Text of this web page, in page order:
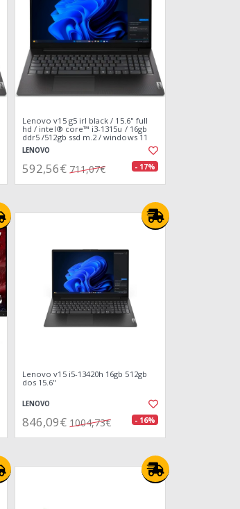
Lenovo v15 g5 irl black / 15.6" full
hd / intel® core™ i3-1315u / 16gb
ddr5 /512gb ssd m.2 / windows 11
home
LENOVO
592,56€ 711,07€ - 17%
Lenovo v15 i5-13420h 16gb 512gb
dos 15.6"
LENOVO
846,09€ 1004,73€ - 16%